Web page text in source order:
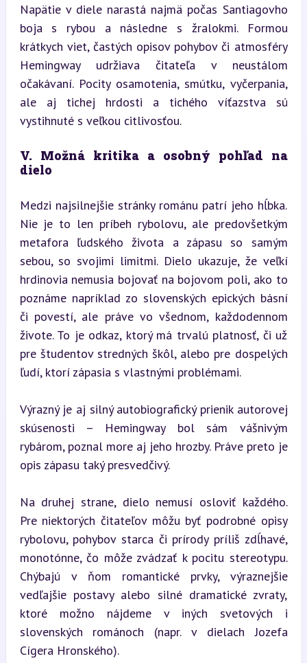
Napätie v diele narastá najmä počas Santiagovho
boja s rybou a následne s žralokmi. Formou
krátkych viet, častých opisov pohybov či atmosféry
Hemingway udržiava čitateľa v neustálom
očakávaní. Pocity osamotenia, smútku, vyčerpania,
ale aj tichej hrdosti a tichého víťazstva sú
vystihnuté s veľkou citlivosťou.
V. Možná kritika a osobný pohľad na
dielo
Medzi najsilnejšie stránky románu patrí jeho hĺbka.
Nie je to len príbeh rybolovu, ale predovšetkým
metafora ľudského života a zápasu so samým
sebou, so svojimi limitmi. Dielo ukazuje, že veľkí
hrdinovia nemusia bojovať na bojovom poli, ako to
poznáme napríklad zo slovenských epických básní
či povestí, ale práve vo všednom, každodennom
živote. To je odkaz, ktorý má trvalú platnosť, či už
pre študentov stredných škôl, alebo pre dospelých
ľudí, ktorí zápasia s vlastnými problémami.
Výrazný je aj silný autobiografický prienik autorovej
skúsenosti – Hemingway bol sám vášnivým
rybárom, poznal more aj jeho hrozby. Práve preto je
opis zápasu taký presvedčivý.
Na druhej strane, dielo nemusí osloviť každého.
Pre niektorých čitateľov môžu byť podrobné opisy
rybolovu, pohybov starca či prírody príliš zdĺhavé,
monotónne, čo môže zvádzať k pocitu stereotypu.
Chýbajú v ňom romantické prvky, výraznejšie
vedľajšie postavy alebo silné dramatické zvraty,
ktoré možno nájdeme v iných svetových i
slovenských románoch (napr. v dielach Jozefa
Cígera Hronského).